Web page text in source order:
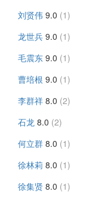
刘贤伟 9.0 (1)
龙世兵 9.0 (1)
毛震东 9.0 (1)
曹培根 9.0 (1)
李群祥 8.0 (2)
石龙 8.0 (2)
何立群 8.0 (1)
徐林莉 8.0 (1)
徐集贤 8.0 (1)